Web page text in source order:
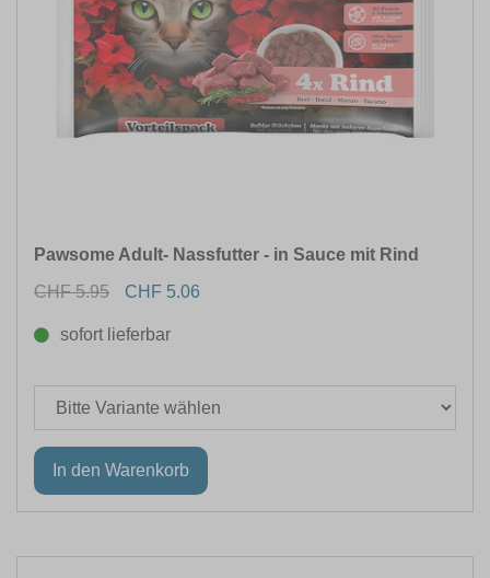
Pawsome Adult- Nassfutter - in Sauce mit Rind
CHF 5.95
CHF 5.06
sofort lieferbar